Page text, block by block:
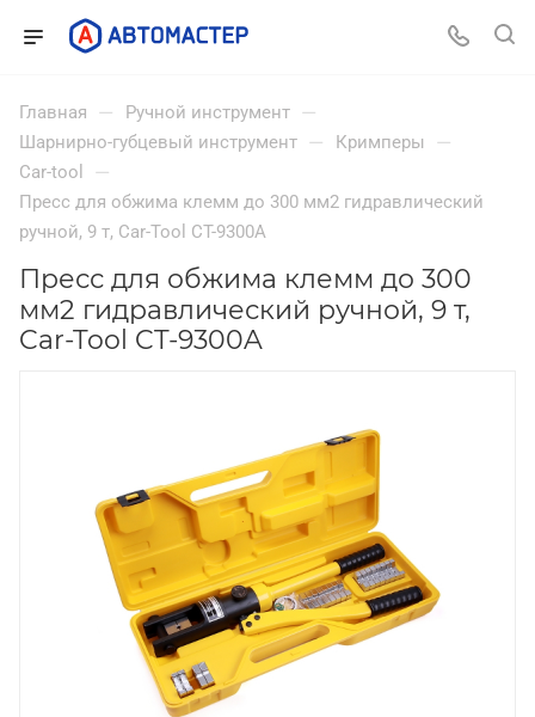
Главная — Ручной инструмент —
Шарнирно-губцевый инструмент — Кримперы —
Car-tool —
Пресс для обжима клемм до 300 мм2 гидравлический
ручной, 9 т, Car-Tool CT-9300A
Пресс для обжима клемм до 300
мм2 гидравлический ручной, 9 т,
Car-Tool CT-9300A